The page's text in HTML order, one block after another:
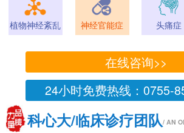
植物神经紊乱 神经官能症 头痛症
在线咨询>>
24小时免费热线：0755-
科心大/临床诊疗团队/ AN